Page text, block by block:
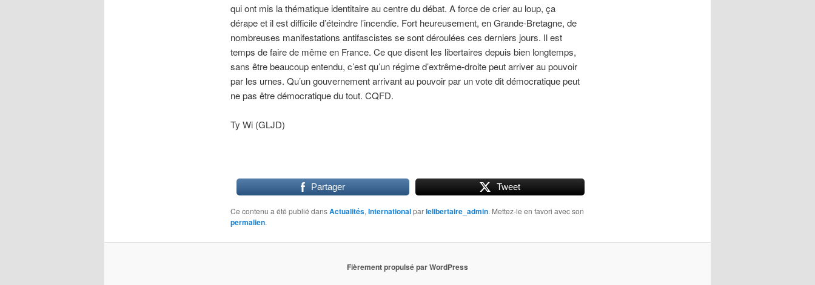
qui ont mis la thématique identitaire au centre du débat. A force de crier au loup, ça
dérape et il est difficile d’éteindre l’incendie. Fort heureusement, en Grande-Bretagne, de
nombreuses manifestations antifascistes se sont déroulées ces derniers jours. Il est
temps de faire de même en France. Ce que disent les libertaires depuis bien longtemps,
sans être beaucoup entendu, c’est qu’un régime d’extrême-droite peut arriver au pouvoir
par les urnes. Qu’un gouvernement arrivant au pouvoir par un vote dit démocratique peut
ne pas être démocratique du tout. CQFD.
Ty Wi (GLJD)
Partager Tweet
Ce contenu a été publié dansActualités, Internationalparlelibertaire_admin. Mettez-le en favori avec son
permalien.
Fièrement propulsé par WordPress